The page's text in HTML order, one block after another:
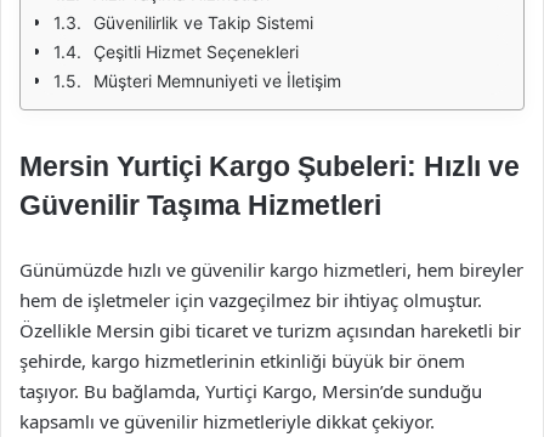
Güvenilirlik ve Takip Sistemi
Çeşitli Hizmet Seçenekleri
Müşteri Memnuniyeti ve İletişim
Mersin Yurtiçi Kargo Şubeleri: Hızlı ve
Güvenilir Taşıma Hizmetleri
Günümüzde hızlı ve güvenilir kargo hizmetleri, hem bireyler
hem de işletmeler için vazgeçilmez bir ihtiyaç olmuştur.
Özellikle Mersin gibi ticaret ve turizm açısından hareketli bir
şehirde, kargo hizmetlerinin etkinliği büyük bir önem
taşıyor. Bu bağlamda, Yurtiçi Kargo, Mersin’de sunduğu
kapsamlı ve güvenilir hizmetleriyle dikkat çekiyor.